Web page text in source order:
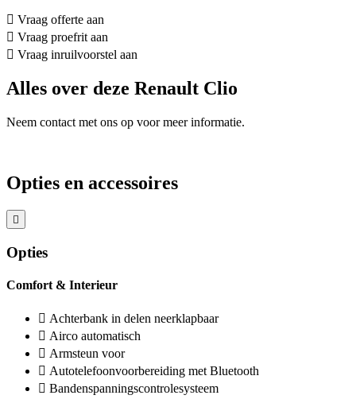
Vraag offerte aan
Vraag proefrit aan
Vraag inruilvoorstel aan
Alles over deze Renault Clio
Neem contact met ons op voor meer informatie.
Opties en accessoires
Opties
Comfort & Interieur
Achterbank in delen neerklapbaar
Airco automatisch
Armsteun voor
Autotelefoonvoorbereiding met Bluetooth
Bandenspanningscontrolesysteem